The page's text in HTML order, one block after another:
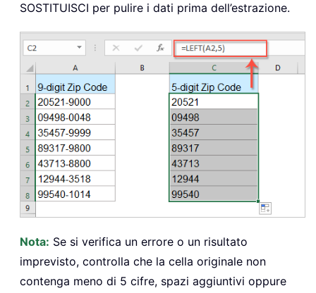
SOSTITUISCI per pulire i dati prima dell’estrazione.
Nota: Se si verifica un errore o un risultato
imprevisto, controlla che la cella originale non
contenga meno di 5 cifre, spazi aggiuntivi oppure